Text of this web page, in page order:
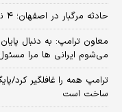
حادثه مرگبار در اصفهان؛ ۴ نفر جان باختند
معاون ترامپ: به دنبال
می‌شوم ایرانی ها مرا
ترامپ همه را غافلگیر کرد/
ساخت است